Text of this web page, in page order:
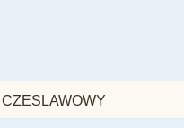
CZESLAWOWY